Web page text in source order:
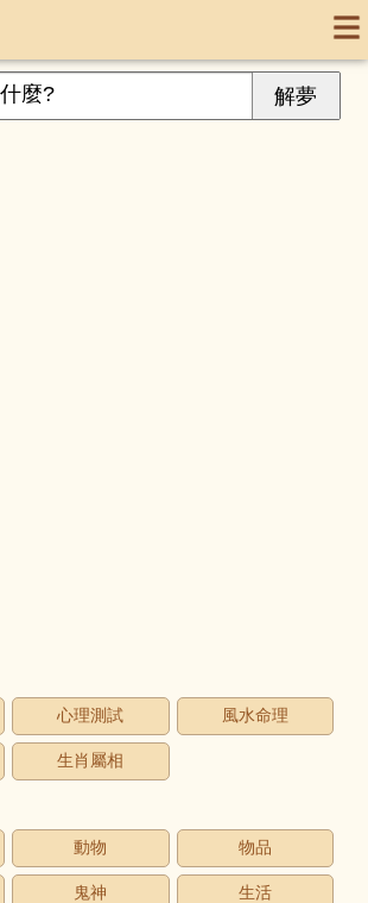
心理測試 風水命理
生肖屬相
動物 物品
鬼神 生活